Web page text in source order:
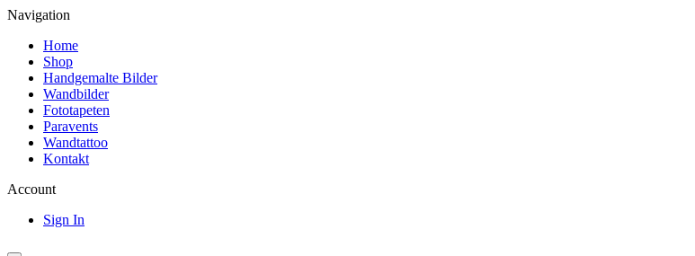
Navigation
Home
Shop
Handgemalte Bilder
Wandbilder
Fototapeten
Paravents
Wandtattoo
Kontakt
Account
Sign In